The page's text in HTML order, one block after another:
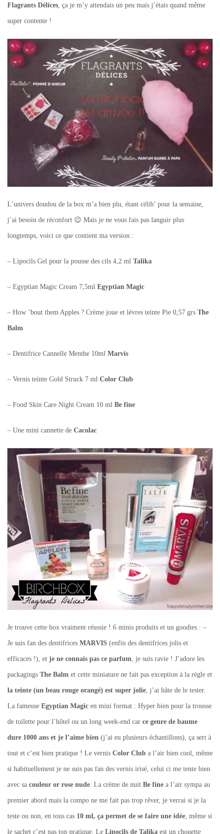
Flagrants Délices , ça je m’y attendais un peu mais j’étais quand même
super contente !
L’univers doudou de la box m’a bien plu, étant célib’ pour la semaine,
j’ai besoin de réconfort 😉 Mais je ne vous fais pas languir plus
longtemps, voici ce que contient ma version :
– Lipocils Gel pour la pousse des cils 4,2 ml Talika
– Egyptian Magic Cream 7,5ml Egyptian Magic
– How ’bout them Apples ? Crème joue et lèvres teinte Pie 0,57 grs The
Balm
– Dentifrice Cannelle Menthe 10ml Marvis
– Vernis teinte Gold Struck 7 ml Color Club
– Food Skin Care Night Cream 10 ml Be fine
– Une mini cannette de Cacolac
Je trouve cette box vraiment réussie ! 6 minis produits et un goodies : –
Je suis fan des dentifrices MARVIS (enfin des dentifrices jolis et
efficaces !), et je ne connais pas ce parfum, je suis ravie ! J’adore les
packagings The Balm et cette miniature ne fait pas exception à la règle et
la teinte (un beau rouge orangé) est super jolie, j’ai hâte de le tester.
La fameuse Egyptian Magic en mini format : Hyper bien pour la trousse
de toilette pour l’hôtel ou un long week-end car ce genre de baume
dure 1000 ans et je l’aime bien (j’ai eu plusieurs échantillons), ça sert à
tout et c’est bien pratique ! Le vernis Color Club a l’air bien cool, même
si habituellement je ne suis pas fan des vernis irisé, celui ci me tente bien
avec sa couleur or rose nude. La crème de nuit Be fine a l’air sympa au
premier abord mais la compo ne me fait pas trop rêver, je verrai si je la
teste ou non, en tous cas 10 ml, ça permet de se faire une idée, même si
le sachet c’est pas top pratique. Le Lipocils de Talika est un chouette